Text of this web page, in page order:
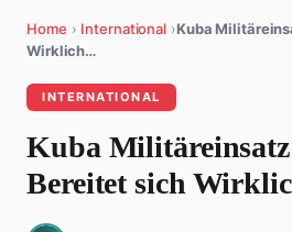
Home › International ›Kuba
Wirklich…
INTERNATIONAL
Kuba
Bereitet sich